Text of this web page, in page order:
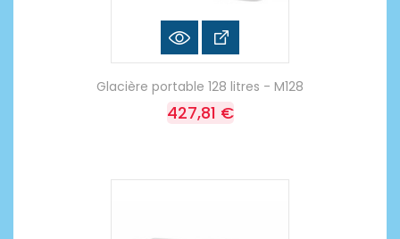
Glacière portable 128 litres - M128
427,81 €